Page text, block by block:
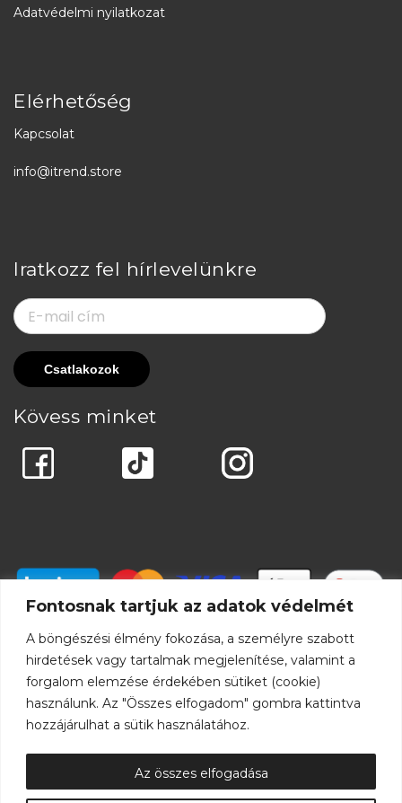
Fontosnak tartjuk az adatok védelmét
A böngészési élmény fokozása, a személyre szabott
hirdetések vagy tartalmak megjelenítése, valamint a
forgalom elemzése érdekében sütiket (cookie)
használunk. Az "Összes elfogadom" gombra kattintva
hozzájárulhat a sütik használatához.
Az összes elfogadása
Adatvédelmi nyilatkozat
Elérhetőség
Kapcsolat
info@itrend.store
Iratkozz fel hírlevelünkre
Kövess minket